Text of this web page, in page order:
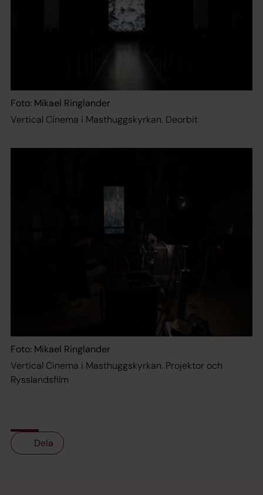
Foto: Mikael Ringlander
Vertical Cinema i Masthuggskyrkan. Deorbit
Foto: Mikael Ringlander
Vertical Cinema i Masthuggskyrkan. Projektor och
Rysslandsfilm
Dela